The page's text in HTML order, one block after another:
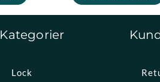
Kategorier
Lock